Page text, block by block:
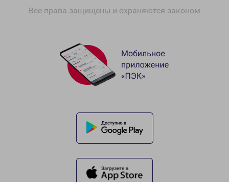
Все права защищены и охраняются законом